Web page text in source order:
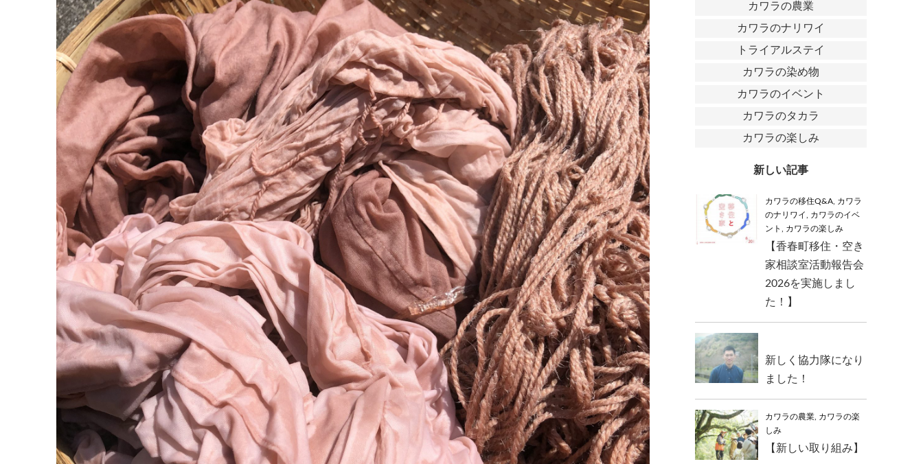
カワラの農業
カワラのナリワイ
トライアルステイ
カワラの染め物
カワラのイベント
カワラのタカラ
カワラの楽しみ
新しい記事
カワラの移住Q&A カワラ
のナリワイ
カワラのイベ
ント
カワラの楽しみ
【香春町移住・空き
家相談室活動報告会
2026を実施しまし
た！】
新しく協力隊になり
ました！
カワラの農業 カワラの楽
しみ
【新しい取り組み】